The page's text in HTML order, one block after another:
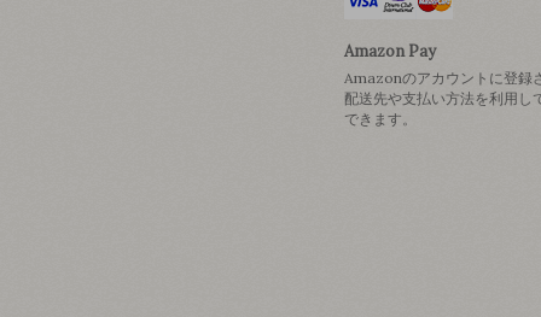
Amazon Pay
Amazonのアカウントに登録
配送先や支払い方法を利用し
できます。